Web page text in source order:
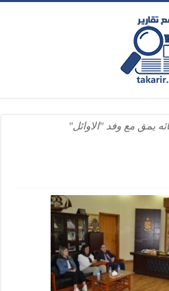
يمق مع وفد "الاوائل"